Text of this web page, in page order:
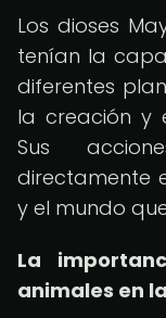
Los dioses
tenían la
diferentes
la creación y
Sus
directamente
y el mundo
La
animales en